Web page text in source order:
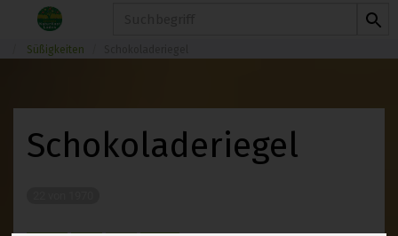
Süßigkeiten
Schokoladeriegel